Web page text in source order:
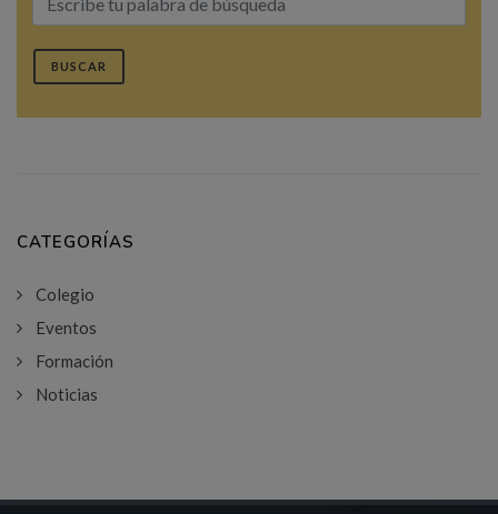
BUSCAR
CATEGORÍAS
Colegio
Eventos
Formación
Noticias